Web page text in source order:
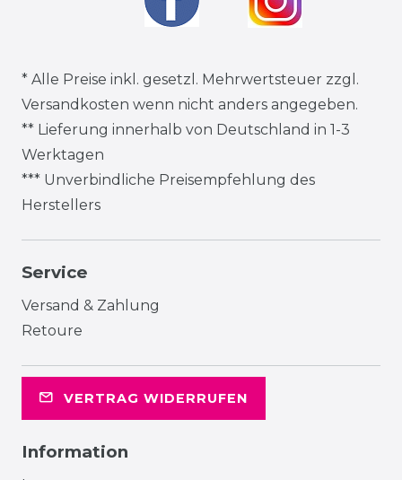
* Alle Preise inkl. gesetzl. Mehrwertsteuer zzgl.
Versandkosten wenn nicht anders angegeben.
** Lieferung innerhalb von Deutschland in 1-3
Werktagen
*** Unverbindliche Preisempfehlung des
Herstellers
Service
Versand & Zahlung
Retoure
VERTRAG WIDERRUFEN
Information